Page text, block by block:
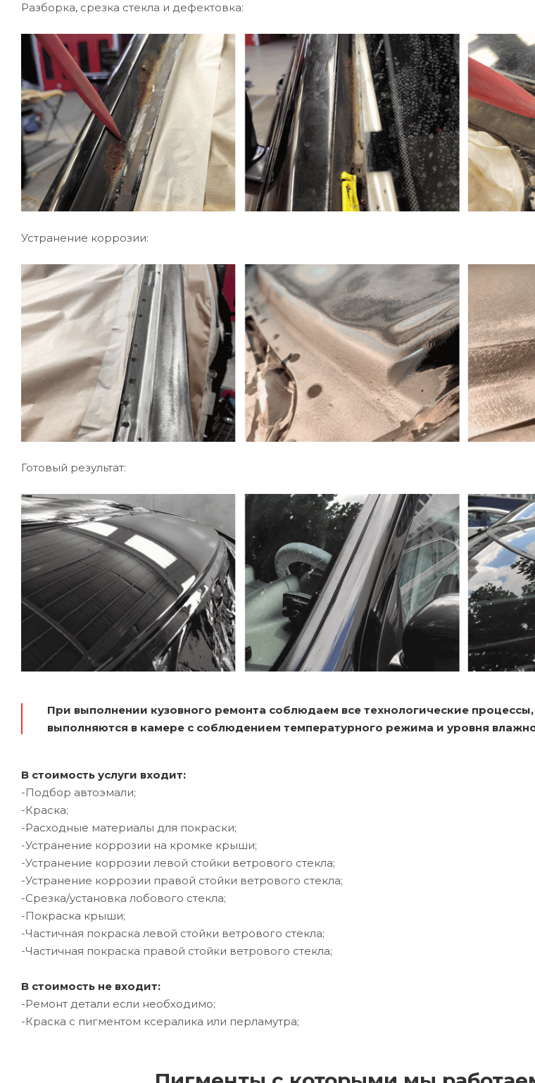
Разборка, срезка стекла и дефектовка:
Устранение коррозии:
Готовый результат:
При выполнении кузовного ремонта соблюдаем все технологические
выполняются в камере с соблюдением температурного режима и уровня
В стоимость услуги входит:
-Подбор автоэмали;
-Краска;
-Расходные материалы для покраски;
-Устранение коррозии на кромке крыши;
-Устранение коррозии левой стойки ветрового стекла;
-Устранение коррозии правой стойки ветрового стекла;
-Срезка/установка лобового стекла;
-Покраска крыши;
-Частичная покраска левой стойки ветрового стекла;
-Частичная покраска правой стойки ветрового стекла;
В стоимость не входит:
-Ремонт детали если необходимо;
-Краска с пигментом ксералика или перламутра;